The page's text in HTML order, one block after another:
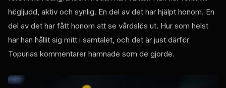
högljudd, aktiv och synlig. En del av det har hjälpt honom. En
del av det har fått honom att se vårdslös ut. Hur som helst
har han hållit sig mitt i samtalet, och det är just därför
Topurias kommentarer hamnade som de gjorde.